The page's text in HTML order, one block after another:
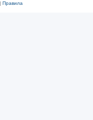
Правила